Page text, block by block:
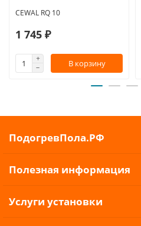
CEWAL RQ 10
1 745 ₽
В корзину
ПодогревПола.РФ
Полезная информация
Услуги установки